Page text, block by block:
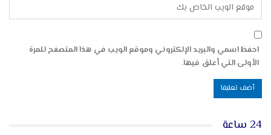
احفظ اسمي والبريد الإلكتروني وموقع الويب في هذا المتصفح للمرة
الأولى التي أعلق فيها.
24 ساعة